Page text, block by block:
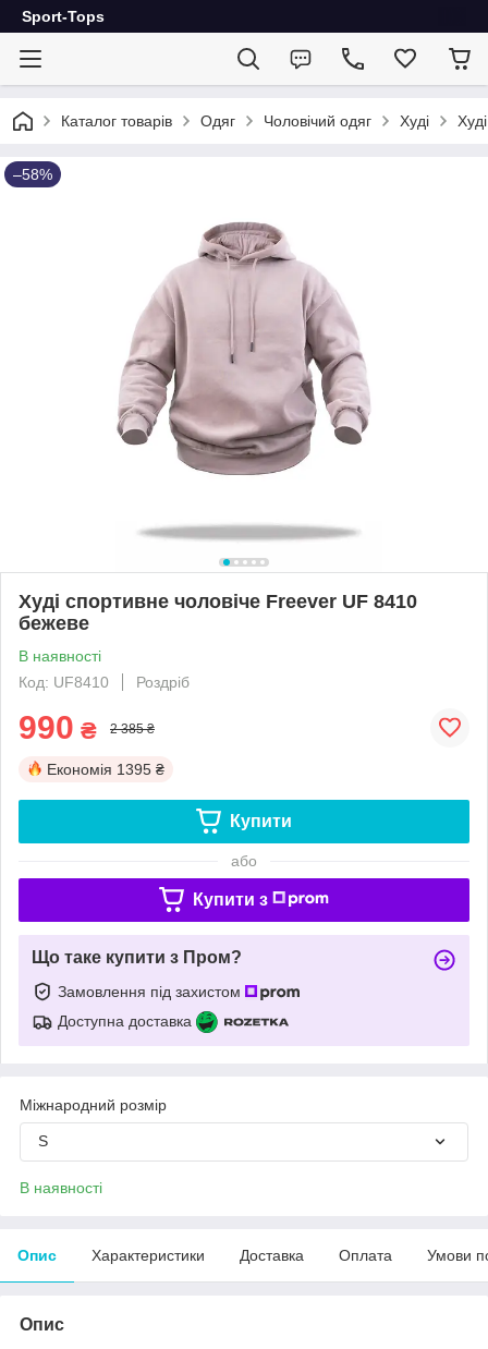
Sport-Tops
Каталог товарів Одяг Чоловічий одяг Худі
–58%
Худі спортивне чоловіче Freever UF 8410
бежеве
В наявності
Код: UF8410
Роздріб
990 ₴ 2 385 ₴
Економія 1395 ₴
Купити
або
Купити з
Що таке купити з Пром?
Замовлення під захистом
Доступна доставка
Міжнародний розмір
S
В наявності
Опис Характеристики Доставка Оплата Умови
Опис